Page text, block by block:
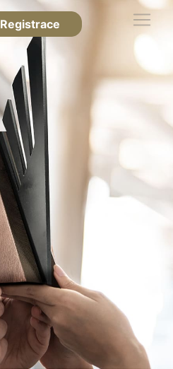
Registrace